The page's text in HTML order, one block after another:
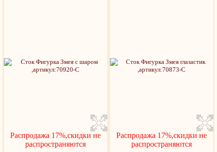
Распродажа 17%,скидки не
распространяются
Распродажа 17%,скидки не
распространяются